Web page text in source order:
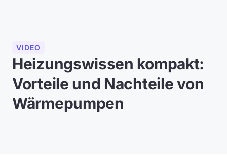
VIDEO
Heizungswissen kompakt:
Vorteile und Nachteile von
Wärmepumpen